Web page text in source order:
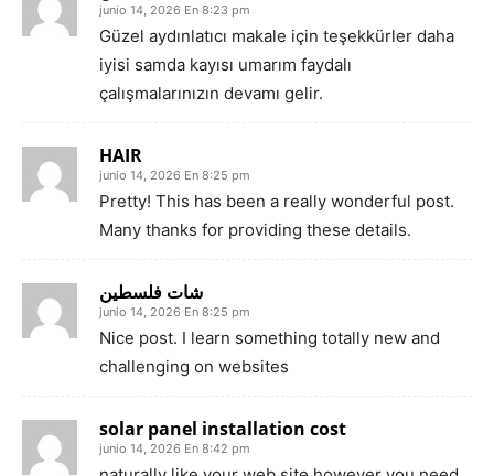
junio 14, 2026 En 8:23 pm
Güzel aydınlatıcı makale için teşekkürler daha
iyisi samda kayısı umarım faydalı
çalışmalarınızın devamı gelir.
HAIR
junio 14, 2026 En 8:25 pm
Pretty! This has been a really wonderful post.
Many thanks for providing these details.
شات فلسطين
junio 14, 2026 En 8:25 pm
Nice post. I learn something totally new and
challenging on websites
solar panel installation cost
junio 14, 2026 En 8:42 pm